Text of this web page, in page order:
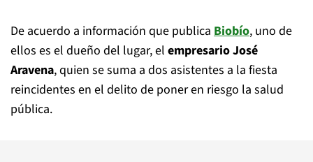
De acuerdo a información que publica Biobío, uno de
ellos es el dueño del lugar, el empresario José
Aravena, quien se suma a dos asistentes a la fiesta
reincidentes en el delito de poner en riesgo la salud
pública.